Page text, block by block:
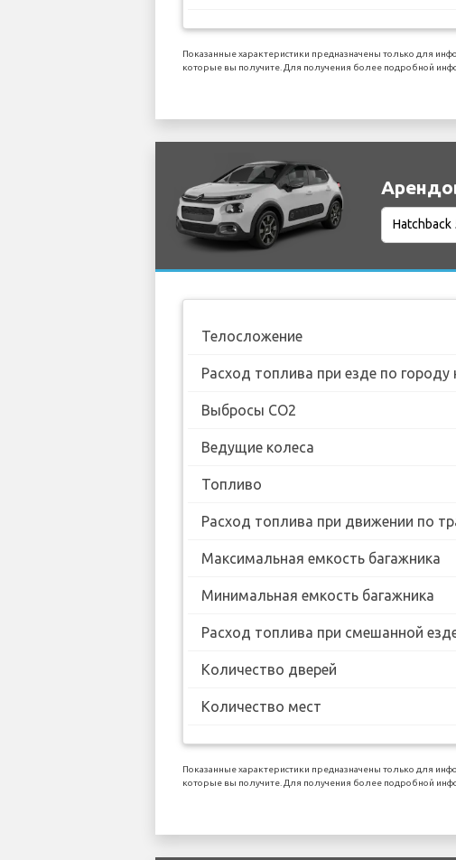
Показанные характеристики предназначены только для
которые вы получите. Для получения более подробной
Телосложение
Расход топлива при езде по городу
Выбросы CO2
Ведущие колеса
Топливо
Расход топлива при движении по
Максимальная емкость багажника
Минимальная емкость багажника
Расход топлива при смешанной
Количество дверей
Количество мест
Показанные характеристики предназначены только для
которые вы получите. Для получения более подробной